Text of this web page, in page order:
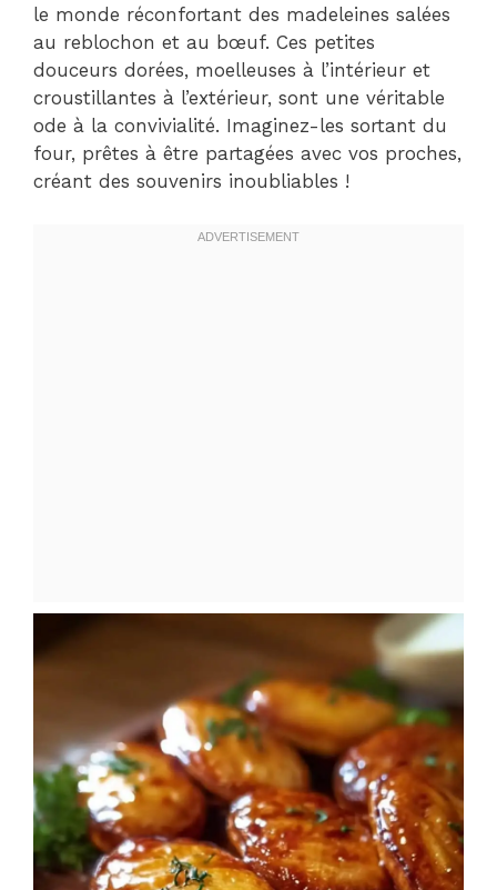
le monde réconfortant des madeleines salées
au reblochon et au bœuf. Ces petites
douceurs dorées, moelleuses à l’intérieur et
croustillantes à l’extérieur, sont une véritable
ode à la convivialité. Imaginez-les sortant du
four, prêtes à être partagées avec vos proches,
créant des souvenirs inoubliables !